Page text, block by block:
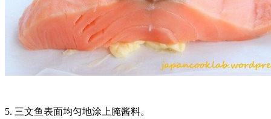
5. 三文鱼表面均匀地涂上腌酱料。